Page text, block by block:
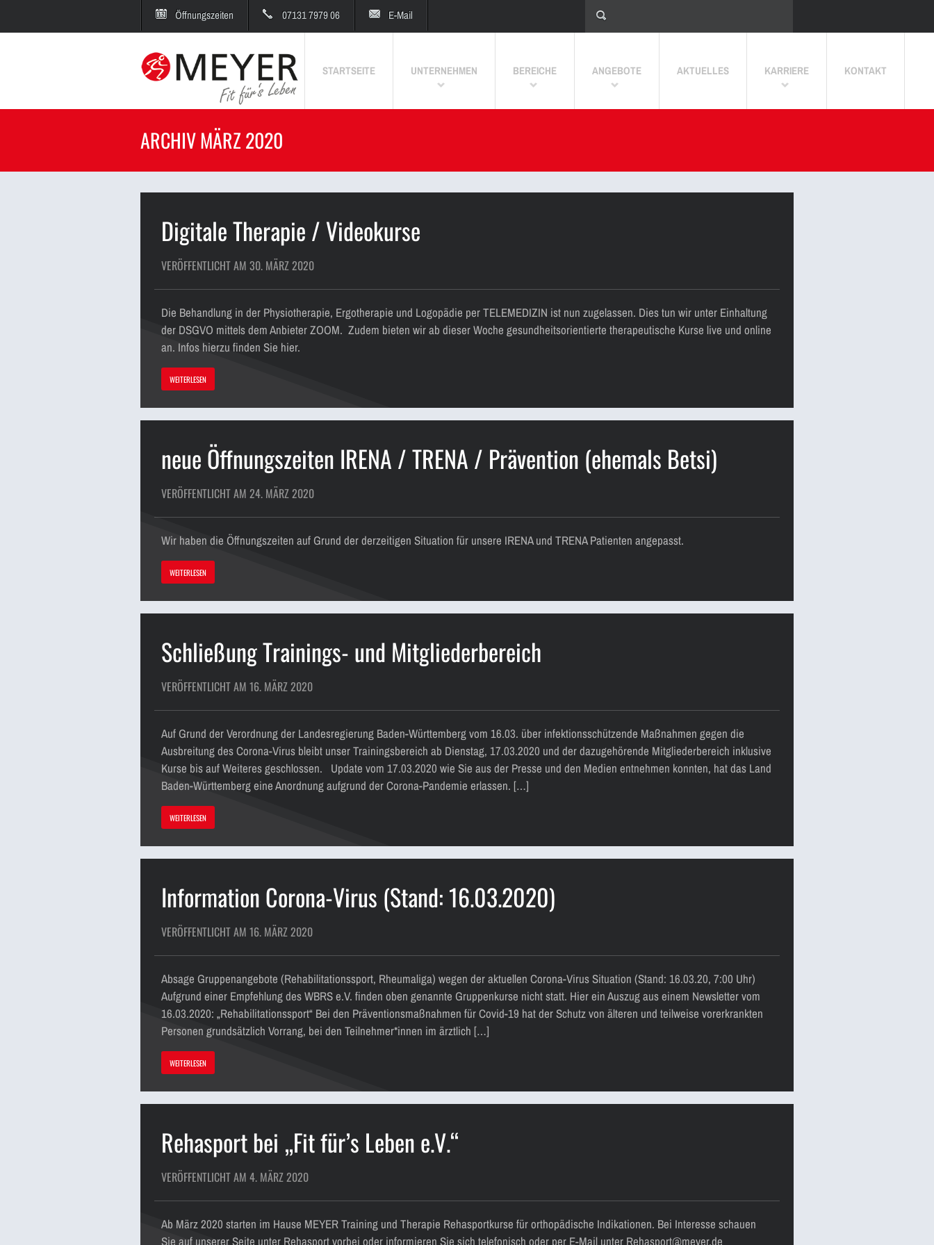
Öffnungszeiten 07131 7979 06 E-Mail
STARTSEITE UNTERNEHMEN BEREICHE ANGEBOTE AKTUELLES KARRIERE KONTAKT
ARCHIV MÄRZ 2020
Digitale Therapie / Videokurse
VERÖFFENTLICHT AM 30. MÄRZ 2020
Die Behandlung in der Physiotherapie, Ergotherapie und Logopädie per TELEMEDIZIN ist nun zugelassen. Dies tun wir unter Einhaltung
der DSGVO mittels dem Anbieter ZOOM. Zudem bieten wir ab dieser Woche gesundheitsorientierte therapeutische Kurse live und online
an. Infos hierzu finden Sie hier.
WEITERLESEN
neue Öffnungszeiten IRENA / TRENA / Prävention (ehemals Betsi)
VERÖFFENTLICHT AM 24. MÄRZ 2020
Wir haben die Öffnungszeiten auf Grund der derzeitigen Situation für unsere IRENA und TRENA Patienten angepasst.
WEITERLESEN
Schließung Trainings- und Mitgliederbereich
VERÖFFENTLICHT AM 16. MÄRZ 2020
Auf Grund der Verordnung der Landesregierung Baden-Württemberg vom 16.03. über infektionsschützende Maßnahmen gegen die
Ausbreitung des Corona-Virus bleibt unser Trainingsbereich ab Dienstag, 17.03.2020 und der dazugehörende Mitgliederbereich inklusive
Kurse bis auf Weiteres geschlossen. Update vom 17.03.2020 wie Sie aus der Presse und den Medien entnehmen konnten, hat das Land
Baden-Württemberg eine Anordnung aufgrund der Corona-Pandemie erlassen. […]
WEITERLESEN
Information Corona-Virus (Stand: 16.03.2020)
VERÖFFENTLICHT AM 16. MÄRZ 2020
Absage Gruppenangebote (Rehabilitationssport, Rheumaliga) wegen der aktuellen Corona-Virus Situation (Stand: 16.03.20, 7:00 Uhr)
Aufgrund einer Empfehlung des WBRS e.V. finden oben genannte Gruppenkurse nicht statt. Hier ein Auszug aus einem Newsletter vom
16.03.2020: „Rehabilitationssport“ Bei den Präventionsmaßnahmen für Covid-19 hat der Schutz von älteren und teilweise vorerkrankten
Personen grundsätzlich Vorrang, bei den Teilnehmer*innen im ärztlich […]
WEITERLESEN
Rehasport bei „Fit für’s Leben e.V.“
VERÖFFENTLICHT AM 4. MÄRZ 2020
Ab März 2020 starten im Hause MEYER Training und Therapie Rehasportkurse für orthopädische Indikationen. Bei Interesse schauen
Sie auf unserer Seite unter Rehasport vorbei oder informieren Sie sich telefonisch oder per E-Mail unter Rehasport@meyer.de